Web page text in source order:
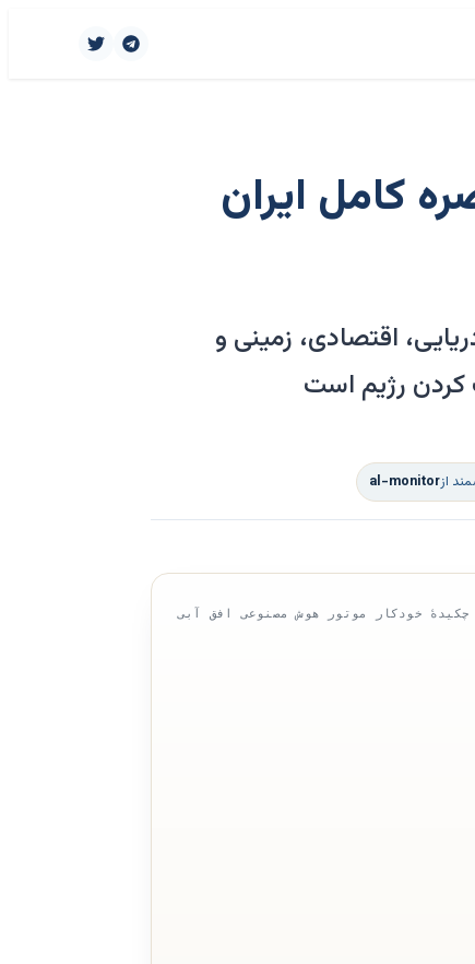
کامل ایران
اقتصادی، زمینی و
کردن رژیم است
ازal-monitor
چکیدهٔ خودکار موتور هوش مصنوعی افق آبی